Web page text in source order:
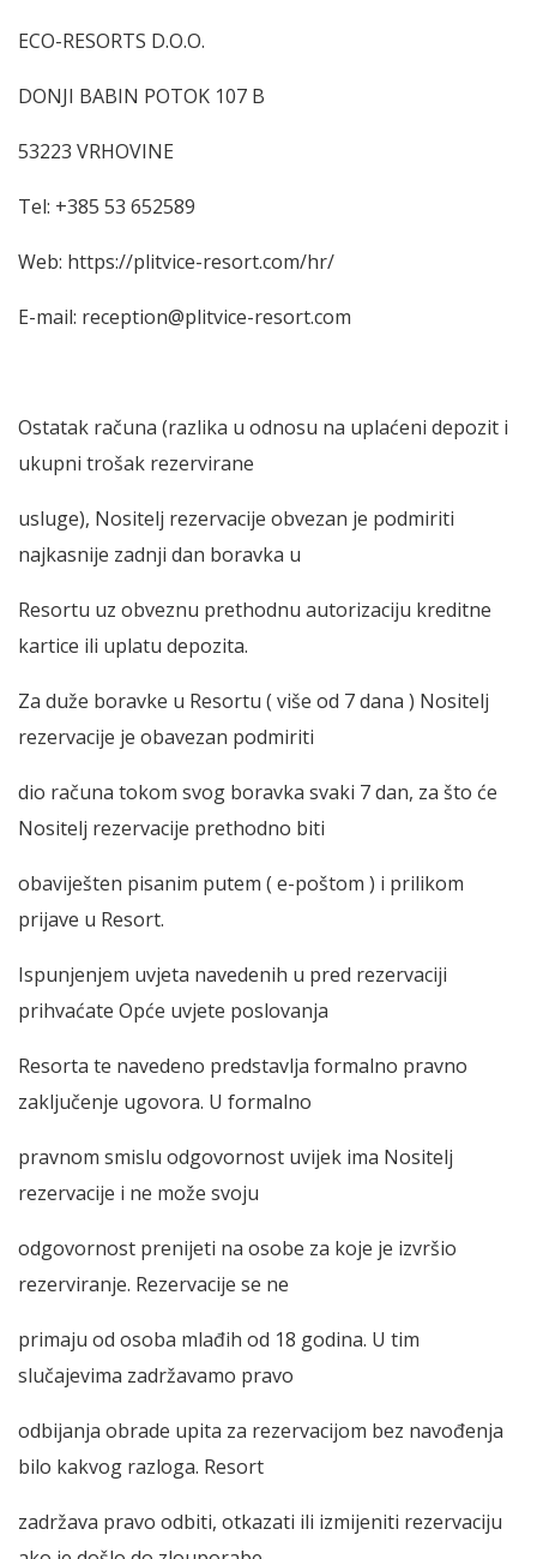
ECO-RESORTS D.O.O.
DONJI BABIN POTOK 107 B
53223 VRHOVINE
Tel: +385 53 652589
Web: https://plitvice-resort.com/hr/
E-mail: reception@plitvice-resort.com
Ostatak računa (razlika u odnosu na uplaćeni depozit i
ukupni trošak rezervirane
usluge), Nositelj rezervacije obvezan je podmiriti
najkasnije zadnji dan boravka u
Resortu uz obveznu prethodnu autorizaciju kreditne
kartice ili uplatu depozita.
Za duže boravke u Resortu ( više od 7 dana ) Nositelj
rezervacije je obavezan podmiriti
dio računa tokom svog boravka svaki 7 dan, za što će
Nositelj rezervacije prethodno biti
obaviješten pisanim putem ( e-poštom ) i prilikom
prijave u Resort.
Ispunjenjem uvjeta navedenih u pred rezervaciji
prihvaćate Opće uvjete poslovanja
Resorta te navedeno predstavlja formalno pravno
zaključenje ugovora. U formalno
pravnom smislu odgovornost uvijek ima Nositelj
rezervacije i ne može svoju
odgovornost prenijeti na osobe za koje je izvršio
rezerviranje. Rezervacije se ne
primaju od osoba mlađih od 18 godina. U tim
slučajevima zadržavamo pravo
odbijanja obrade upita za rezervacijom bez navođenja
bilo kakvog razloga. Resort
zadržava pravo odbiti, otkazati ili izmijeniti rezervaciju